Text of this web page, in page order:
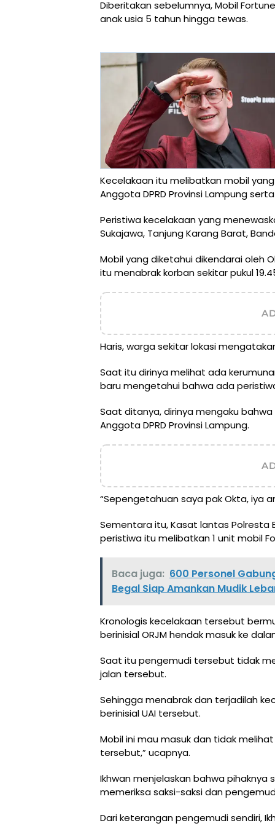
Diberitakan sebelumnya, Mobil
anak usia 5 tahun hingga tewas.
Kecelakaan itu melibatkan mobil
Anggota DPRD Provinsi Lampung
Peristiwa kecelakaan yang
Sukajawa, Tanjung Karang Barat,
Mobil yang diketahui dikendarai oleh
itu menabrak korban sekitar pukul
Haris, warga sekitar lokasi
Saat itu dirinya melihat ada
baru mengetahui bahwa ada
Saat ditanya, dirinya mengaku
Anggota DPRD Provinsi Lampung.
“Sepengetahuan saya pak Okta, iya
Sementara itu, Kasat lantas Polresta
peristiwa itu melibatkan 1 unit mobil
Baca juga: 600 Personel
Begal Siap Amankan Mudik
Kronologis kecelakaan tersebut
berinisial ORJM hendak masuk ke
Saat itu pengemudi tersebut tidak
jalan tersebut.
Sehingga menabrak dan terjadilah
berinisial UAI tersebut.
Mobil ini mau masuk dan tidak
tersebut,” ucapnya.
Ikhwan menjelaskan bahwa pihaknya
memeriksa saksi-saksi dan
Dari keterangan pengemudi sendiri,